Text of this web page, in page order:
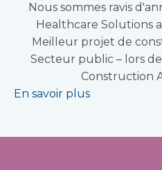
Nous sommes ravis
Healthcare Solutions
Meilleur projet de
Secteur public – lors
Construction
En savoir plus